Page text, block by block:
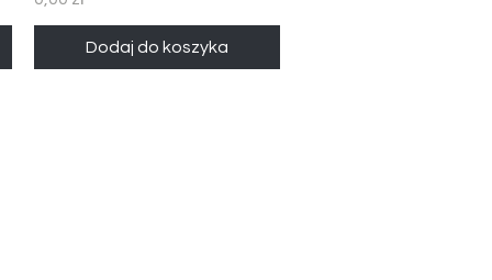
Dodaj do koszyka